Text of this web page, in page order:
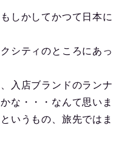
しかしてかつて日本
シティのところにあ
入店ブランドのラン
な・・・なんて思いま
いうもの、旅先では